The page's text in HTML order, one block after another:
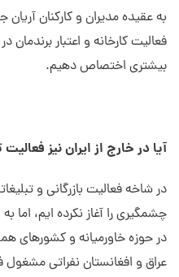
به عقیده مدیران و کارکنان
فعالیت کارخانه و اعتبار
بیشتری اختصاص دهیم.
آیا در خارج از ایران نیز
در شاخه فعالیت بازرگانی و
چشمگیری را آغاز نکرده ایم، اما
در حوزه خاورمیانه و کشورهای
عراق و افغانستان نفراتی مشغول